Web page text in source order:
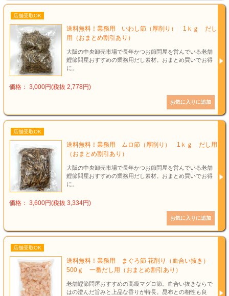
店舗受取OK
送料無料！業務用 いわし節（厚削り） 1ｋｇ だし
用（おまとめ割引あり）
大阪の中央卸売市場で長年かつお節問屋を営んでいる老舗
鰹節問屋おすすめの業務用だし素材。おまとめ買いでお得
に。
価格： 3,000円(税抜 2,778円)
店舗受取OK
送料無料！業務用 ムロ節（厚削り） 1ｋｇ だし用
（おまとめ割引あり）
大阪の中央卸売市場で長年かつお節問屋を営んでいる老舗
鰹節問屋おすすめの業務用だし素材。おまとめ買いでお得
に。
価格： 3,600円(税抜 3,334円)
店舗受取OK
送料無料！業務用 まぐろ節 花削り（血合い抜き）
500ｇ 一番だし用（おまとめ割引あり）
老舗鰹節問屋おすすめの高級マグロ節。血合い抜きならで
はの澄んだ旨みと上品な香りが特長。昆布との相性も良